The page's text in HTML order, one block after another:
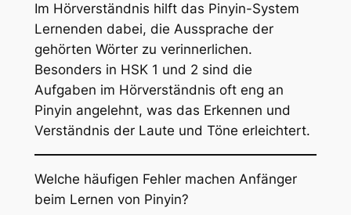
Im Hörverständnis hilft das Pinyin-System
Lernenden dabei, die Aussprache der
gehörten Wörter zu verinnerlichen.
Besonders in HSK 1 und 2 sind die
Aufgaben im Hörverständnis oft eng an
Pinyin angelehnt, was das Erkennen und
Verständnis der Laute und Töne erleichtert.
Welche häufigen Fehler machen Anfänger
beim Lernen von Pinyin?